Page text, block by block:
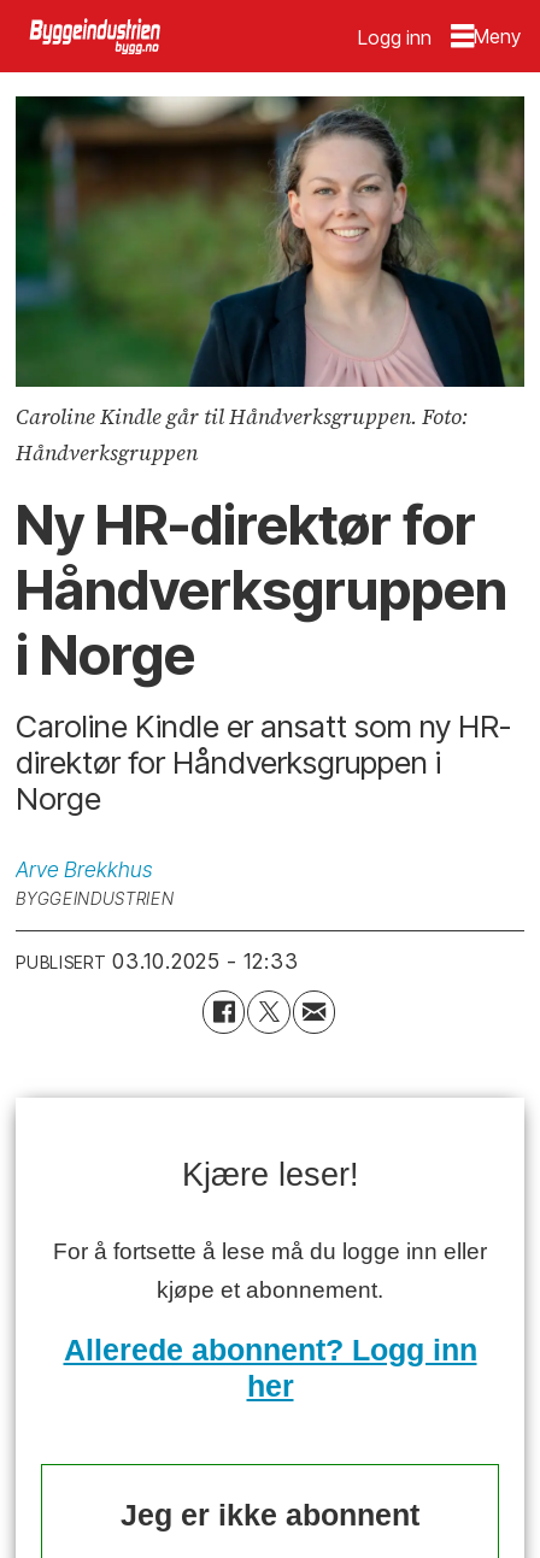
Logg inn
Caroline Kindle går til Håndverksgruppen. Foto:
Håndverksgruppen
Ny HR-direktør for
Håndverksgruppen
i Norge
Caroline Kindle er ansatt som ny HR-
direktør for Håndverksgruppen i
Norge
Arve Brekkhus
BYGGEINDUSTRIEN
PUBLISERT 03.10.2025 - 12:33
Kjære leser!
For å fortsette å lese må du logge inn eller
kjøpe et abonnement.
Allerede abonnent? Logg inn
her
Jeg er ikke abonnent